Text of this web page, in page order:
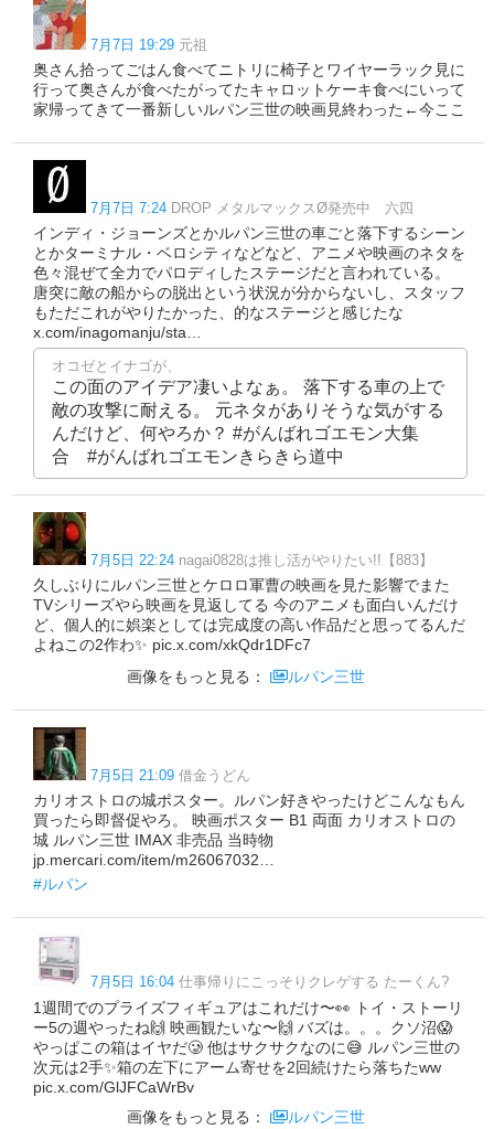
7月7日 19:29 元祖
奥さん拾ってごはん食べてニトリに椅子とワイヤーラック見に
行って奥さんが食べたがってたキャロットケーキ食べにいって
家帰ってきて一番新しいルパン三世の映画見終わった←今ここ
7月7日 7:24 DROP メタルマックスØ発売中 六四
インディ・ジョーンズとかルパン三世の車ごと落下するシーン
とかターミナル・ベロシティなどなど、アニメや映画のネタを
色々混ぜて全力でパロディしたステージだと言われている。
唐突に敵の船からの脱出という状況が分からないし、スタッフ
もただこれがやりたかった、的なステージと感じたな
x.com/inagomanju/sta…
オコゼとイナゴが、
この面のアイデア凄いよなぁ。 落下する車の上で
敵の攻撃に耐える。 元ネタがありそうな気がする
んだけど、何やろか？ #がんばれゴエモン大集
合 #がんばれゴエモンきらきら道中
7月5日 22:24 nagai0828は推し活がやりたい!!【883】
久しぶりにルパン三世とケロロ軍曹の映画を見た影響でまた
TVシリーズやら映画を見返してる 今のアニメも面白いんだけ
ど、個人的に娯楽としては完成度の高い作品だと思ってるんだ
よねこの2作わ✨️ pic.x.com/xkQdr1DFc7
画像をもっと見る：
ルパン三世
7月5日 21:09 借金うどん
カリオストロの城ポスター。ルパン好きやったけどこんなもん
買ったら即督促やろ。 映画ポスター B1 両面 カリオストロの
城 ルパン三世 IMAX 非売品 当時物
jp.mercari.com/item/m26067032…
#ルパン
7月5日 16:04 仕事帰りにこっそりクレゲする たーくん?
1週間でのプライズフィギュアはこれだけ〜👀 トイ・ストーリ
ー5の週やったね🙌 映画観たいな〜🙌 バズは。。。クソ沼😱
やっぱこの箱はイヤだ🥲 他はサクサクなのに😅 ルパン三世の
次元は2手✨箱の左下にアーム寄せを2回続けたら落ちたww
pic.x.com/GlJFCaWrBv
画像をもっと見る：
ルパン三世